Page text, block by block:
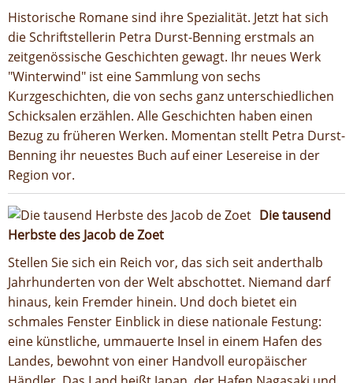
Historische Romane sind ihre Spezialität. Jetzt hat sich
die Schriftstellerin Petra Durst-Benning erstmals an
zeitgenössische Geschichten gewagt. Ihr neues Werk
"Winterwind" ist eine Sammlung von sechs
Kurzgeschichten, die von sechs ganz unterschiedlichen
Schicksalen erzählen. Alle Geschichten haben einen
Bezug zu früheren Werken. Momentan stellt Petra Durst-
Benning ihr neuestes Buch auf einer Lesereise in der
Region vor.
Die tausend
Herbste des Jacob de Zoet
Stellen Sie sich ein Reich vor, das sich seit anderthalb
Jahrhunderten von der Welt abschottet. Niemand darf
hinaus, kein Fremder hinein. Und doch bietet ein
schmales Fenster Einblick in diese nationale Festung:
eine künstliche, ummauerte Insel in einem Hafen des
Landes, bewohnt von einer Handvoll europäischer